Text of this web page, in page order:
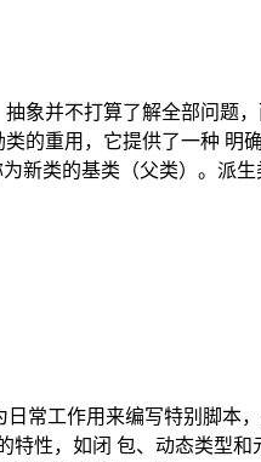
象并不打算了解全部问题
的重用，它提供了一种 明
新类的基类（父类）。派
常工作用来编写特别脚本
性，如闭 包、动态类型